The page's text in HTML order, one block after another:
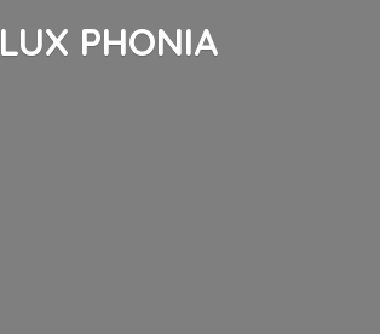
LUX PHONIA